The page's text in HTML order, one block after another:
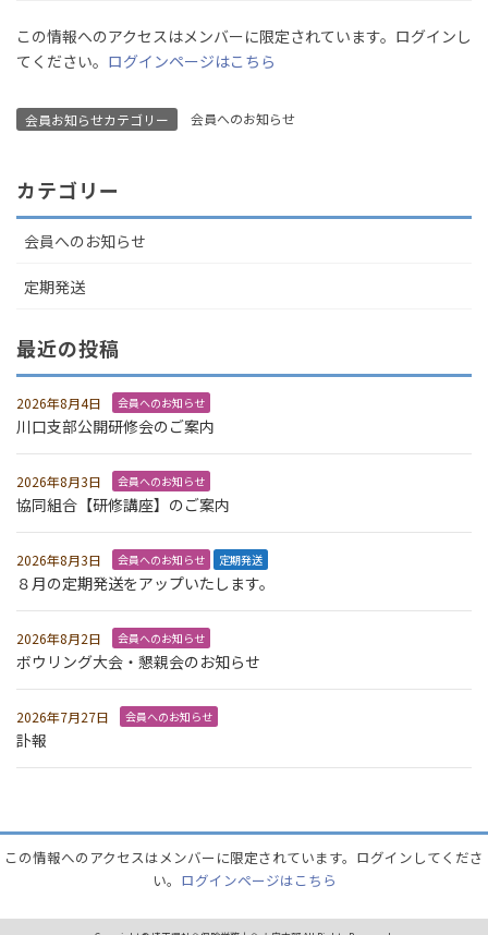
この情報へのアクセスはメンバーに限定されています。ログインし
てください。 ログインページはこちら
会員お知らせカテゴリー 会員へのお知らせ
カテゴリー
会員へのお知らせ
定期発送
最近の投稿
2026年8月4日 会員へのお知らせ
川口支部公開研修会のご案内
2026年8月3日 会員へのお知らせ
協同組合【研修講座】のご案内
2026年8月3日 会員へのお知らせ 定期発送
８月の定期発送をアップいたします。
2026年8月2日 会員へのお知らせ
ボウリング大会・懇親会のお知らせ
2026年7月27日 会員へのお知らせ
訃報
この情報へのアクセスはメンバーに限定されています。ログインしてくださ
い。 ログインページはこちら